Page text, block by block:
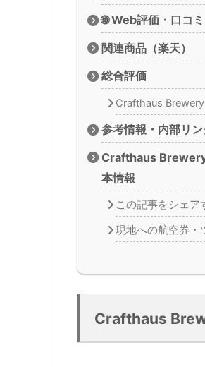
🌐 Web評価・口コミ
関連商品（楽天）
総合評価
Crafthaus
参考情報・内部リン
Crafthaus
本情報
この記事をシェア
現地への航空券・
Crafthaus